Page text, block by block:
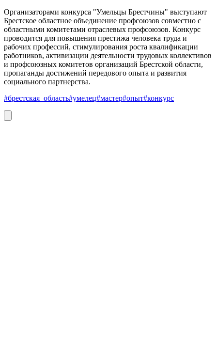
Организаторами конкурса "Умельцы Брестчины" выступают
Брестское областное объединение профсоюзов совместно с
областными комитетами отраслевых профсоюзов. Конкурс
проводится для повышения престижа человека труда и
рабочих профессий, стимулирования роста квалификации
работников, активизации деятельности трудовых коллективов
и профсоюзных комитетов организаций Брестской области,
пропаганды достижений передового опыта и развития
социального партнерства.
#брестская_область#умелец#мастер#опыт#конкурс